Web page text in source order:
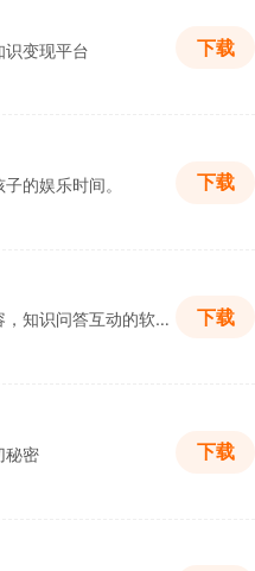
识变现平台
下载
的娱乐时间。
下载
让大家查找百科学习内容，知识问答互动的软件。
下载
秘密
下载